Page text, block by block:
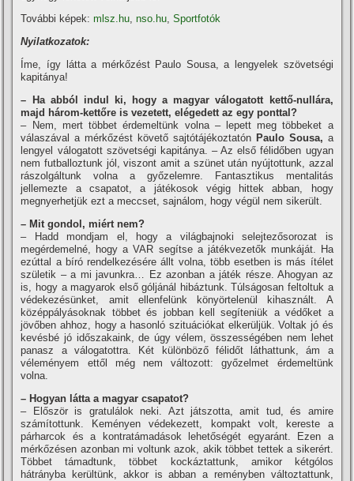
További képek:mlsz.hu ,nso.hu ,Sportfotók
Nyilatkozatok:
Íme, így látta a mérkőzést Paulo Sousa, a lengyelek szövetségi
kapitánya!
– Ha abból indul ki, hogy a magyar válogatott kettő-nullára,
majd három-kettőre is vezetett, elégedett az egy ponttal?
– Nem, mert többet érdemeltünk volna – lepett meg többeket a
válaszával a mérkőzést követő sajtótájékoztatón Paulo Sousa, a
lengyel válogatott szövetségi kapitánya. – Az első félidőben ugyan
nem futballoztunk jól, viszont amit a szünet után nyújtottunk, azzal
rászolgáltunk volna a győzelemre. Fantasztikus mentalitás
jellemezte a csapatot, a játékosok végig hittek abban, hogy
megnyerhetjük ezt a meccset, sajnálom, hogy végül nem sikerült.
– Mit gondol, miért nem?
– Hadd mondjam el, hogy a világbajnoki selejtezősorozat is
megérdemelné, hogy a VAR segítse a játékvezetők munkáját. Ha
ezúttal a bíró rendelkezésére állt volna, több esetben is más ítélet
születik – a mi javunkra… Ez azonban a játék része. Ahogyan az
is, hogy a magyarok első góljánál hibáztunk. Túlságosan feltoltuk a
védekezésünket, amit ellenfelünk könyörtelenül kihasznált. A
középpályásoknak többet és jobban kell segíteniük a védőket a
jövőben ahhoz, hogy a hasonló szituációkat elkerüljük. Voltak jó és
kevésbé jó időszakaink, de úgy vélem, összességében nem lehet
panasz a válogatottra. Két különböző félidőt láthattunk, ám a
véleményem ettől még nem változott: győzelmet érdemeltünk
volna.
– Hogyan látta a magyar csapatot?
– Először is gratulálok neki. Azt játszotta, amit tud, és amire
számítottunk. Keményen védekezett, kompakt volt, kereste a
párharcok és a kontratámadások lehetőségét egyaránt. Ezen a
mérkőzésen azonban mi voltunk azok, akik többet tettek a sikerért.
Többet támadtunk, többet kockáztattunk, amikor kétgólos
hátrányba kerültünk, akkor is abban a reményben változtattunk,